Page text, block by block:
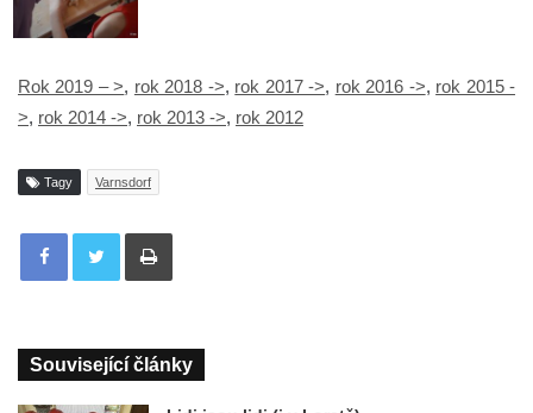
Rok 2019 – >, rok 2018 ->, rok 2017 ->, rok 2016 ->, rok 2015 -
>, rok 2014 ->, rok 2013 ->, rok 2012
Tagy Varnsdorf
Tisknout
Související články